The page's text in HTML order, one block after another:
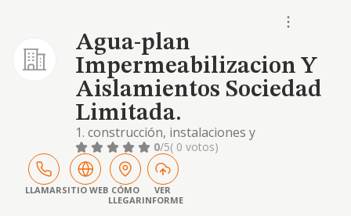
Agua-plan
Impermeabilizacion Y
Aislamientos Sociedad
Limitada.
1. construcción, instalaciones y
mantenimiento. 2. comercio al por mayor y al
por menor. distribución comercial.
importación y exportación. 3. actividades
inmobiliarias. 4. industrias manufactureras y
textiles. 5. turismo, hostelería y restauración.
0/5( 0 votos)
LLAMARSITIO WEB CÓMO
LLEGAR
VER
INFORME